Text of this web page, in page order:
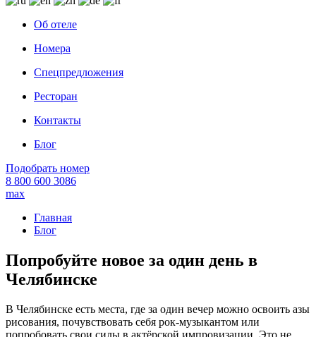
Об отеле
Номера
Спецпредложения
Ресторан
Контакты
Блог
Подобрать номер
8 800 600 3086
max
Главная
Блог
Попробуйте новое за один день в
Челябинске
В Челябинске есть места, где за один вечер можно освоить азы
рисования, почувствовать себя рок-музыкантом или
попробовать свои силы в актёрской импровизации. Это не